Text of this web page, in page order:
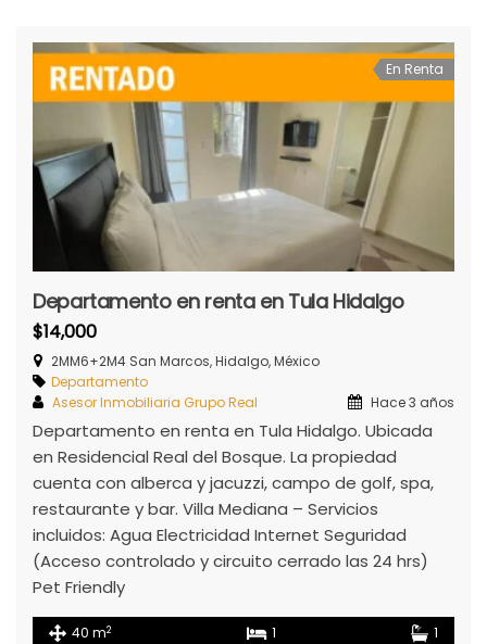
En Renta
Departamento en renta en Tula Hidalgo
$14,000
2MM6+2M4 San Marcos, Hidalgo, México
Departamento
Asesor Inmobiliaria Grupo Real
Hace 3 años
Departamento en renta en Tula Hidalgo. Ubicada
en Residencial Real del Bosque. La propiedad
cuenta con alberca y jacuzzi, campo de golf, spa,
restaurante y bar. Villa Mediana – Servicios
incluidos: Agua Electricidad Internet Seguridad
(Acceso controlado y circuito cerrado las 24 hrs)
Pet Friendly
40 m2 1 1